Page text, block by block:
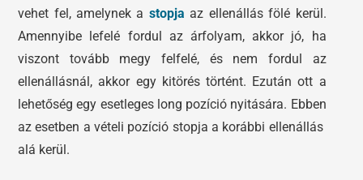
vehet fel, amelynek a stopja az ellenállás fölé kerül.
Amennyibe lefelé fordul az árfolyam, akkor jó, ha
viszont tovább megy felfelé, és nem fordul az
ellenállásnál, akkor egy kitörés történt. Ezután ott a
lehetőség egy esetleges long pozíció nyitására. Ebben
az esetben a vételi pozíció stopja a korábbi ellenállás
alá kerül.